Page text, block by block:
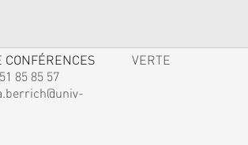
CONFÉRENCES
85 85 57
VERTE